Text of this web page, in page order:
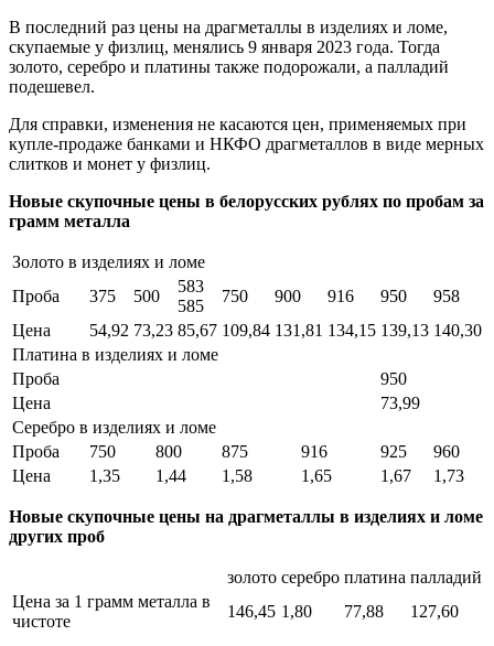
В последний раз цены на драгметаллы в изделиях и ломе,
скупаемые у физлиц, менялись 9 января 2023 года. Тогда
золото, серебро и платины также подорожали, а палладий
подешевел.
Для справки, изменения не касаются цен, применяемых при
купле-продаже банками и НКФО драгметаллов в виде мерных
слитков и монет у физлиц.
Новые скупочные цены в белорусских рублях по пробам за
грамм металла
Золото в изделиях и ломе
Проба
375 500
583
585
750 900 916 950
958
Цена
54,92 73,23 85,67 109,84 131,81 134,15 139,13 140,30
Платина в изделиях и ломе
Проба
950
Цена
73,99
Серебро в изделиях и ломе
Проба
750 800 875 916 925
960
Цена
1,35 1,44 1,58 1,65 1,67 1,73
Новые скупочные цены на драгметаллы в изделиях и ломе
других проб
золото серебро платина палладий
Цена за 1 грамм металла в
чистоте
146,45 1,80 77,88 127,60